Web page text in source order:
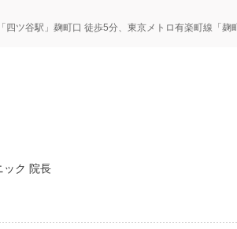
四ツ谷駅」麹町口 徒歩5分、東京メトロ有楽町線「麹
ック 院長